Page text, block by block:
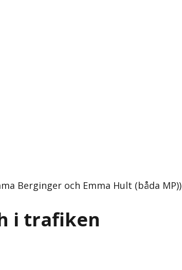
Berginger och Emma Hult (båda MP))
i trafiken